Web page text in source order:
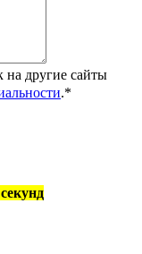
на другие сайты
.*